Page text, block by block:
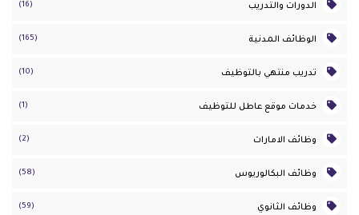
الدورات والتدريب (16)
الوظائف المدنية (165)
تدريب منتهي بالتوظيف (10)
خدمات موقع عاطل للتوظيف (1)
وظائف الامارات (2)
وظائف البكالوريوس (58)
وظائف الثانوي (59)